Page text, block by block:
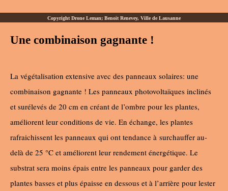
Copyright Drone Leman; Benoit Renevey, Ville de Lausanne
Une combinaison gagnante !
La végétalisation extensive avec des panneaux solaires: une
combinaison gagnante ! Les panneaux photovoltaïques inclinés
et surélevés de 20 cm en créant de l’ombre pour les plantes,
améliorent leur conditions de vie. En échange, les plantes
rafraichissent les panneaux qui ont tendance à surchauffer au-
delà de 25 °C et améliorent leur rendement énergétique. Le
substrat sera moins épais entre les panneaux pour garder des
plantes basses et plus épaisse en dessous et à l’arrière pour lester